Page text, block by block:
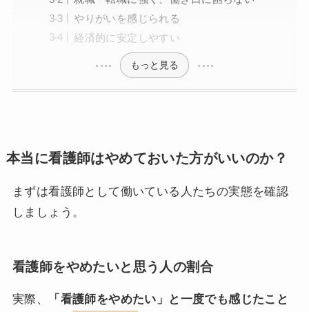
やりがいを感じられる
経済的に安定しやすい
もっと見る
本当に看護師はやめておいた方がいいのか？
まずは看護師として働いている人たちの実態を確認
しましょう。
看護師をやめたいと思う人の割合
実際、
「看護師をやめたい」と一度でも感じたこと